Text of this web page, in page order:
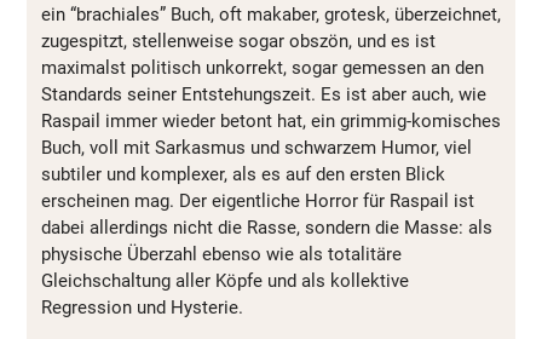
ein “brachiales” Buch, oft makaber, grotesk, überzeichnet,
zugespitzt, stellenweise sogar obszön, und es ist
maximalst politisch unkorrekt, sogar gemessen an den
Standards seiner Entstehungszeit. Es ist aber auch, wie
Raspail immer wieder betont hat, ein grimmig-komisches
Buch, voll mit Sarkasmus und schwarzem Humor, viel
subtiler und komplexer, als es auf den ersten Blick
erscheinen mag. Der eigentliche Horror für Raspail ist
dabei allerdings nicht die Rasse, sondern die Masse: als
physische Überzahl ebenso wie als totalitäre
Gleichschaltung aller Köpfe und als kollektive
Regression und Hysterie.